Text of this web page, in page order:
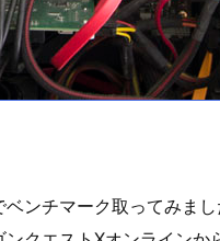
ンチマーク取ってみまし